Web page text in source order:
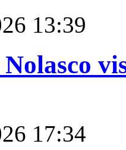
13:39
17:34